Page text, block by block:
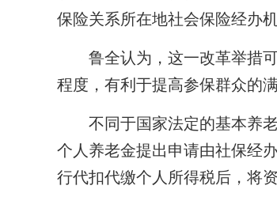
保险关系所在地社会保险经办
鲁全认为，这一改革举措可
程度，有利于提高参保群众的满
不同于国家法定的基本养老
个人养老金提出申请由社保经
行代扣代缴个人所得税后，将